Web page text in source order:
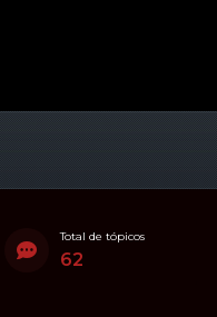
Total de tópicos
62